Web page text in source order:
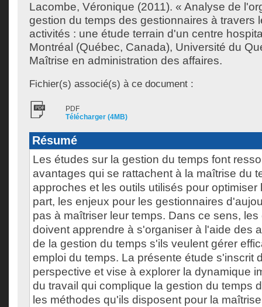
Lacombe, Véronique (2011). « Analyse de
gestion du temps des gestionnaires à travers
activités : une étude terrain d'un centre
Montréal (Québec, Canada), Université du
Maîtrise en administration des affaires.
Fichier(s) associé(s) à ce document :
PDF
Télécharger (4MB)
Résumé
Les études sur la gestion du temps font
avantages qui se rattachent à la maîtrise du
approches et les outils utilisés pour optimiser
part, les enjeux pour les gestionnaires
pas à maîtriser leur temps. Dans ce sens,
doivent apprendre à s'organiser à l'aide des
de la gestion du temps s'ils veulent gérer
emploi du temps. La présente étude s'inscrit
perspective et vise à explorer la dynamique
du travail qui complique la gestion du temps
les méthodes qu'ils disposent pour la